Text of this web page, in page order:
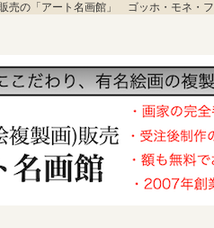
売の「アート名画館」 ゴッホ・モネ・